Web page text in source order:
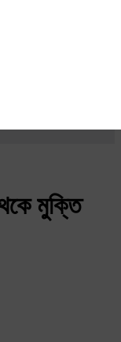
মুক্তি